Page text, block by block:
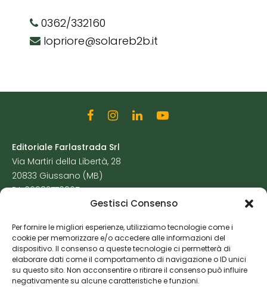
Gestisci Consenso
Per fornire le migliori esperienze, utilizziamo tecnologie come i
cookie per memorizzare e/o accedere alle informazioni del
dispositivo. Il consenso a queste tecnologie ci permetterà di
elaborare dati come il comportamento di navigazione o ID unici
su questo sito. Non acconsentire o ritirare il consenso può influire
negativamente su alcune caratteristiche e funzioni.
0362/332160
lopriore@solareb2b.it
Editoriale Farlastrada Srl
Via Martiri della Libertà, 28
20833 Giussano (MB)
P.I. 06982770965
Cookie Policy
Risorse Aggiuntive